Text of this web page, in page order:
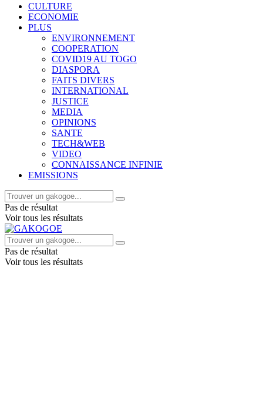
CULTURE
ECONOMIE
PLUS
ENVIRONNEMENT
COOPERATION
COVID19 AU TOGO
DIASPORA
FAITS DIVERS
INTERNATIONAL
JUSTICE
MEDIA
OPINIONS
SANTE
TECH&WEB
VIDEO
CONNAISSANCE INFINIE
EMISSIONS
Pas de résultat
Voir tous les résultats
Pas de résultat
Voir tous les résultats